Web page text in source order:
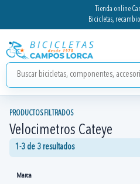
Tienda online
Bicicletas,
PRODUCTOS FILTRADOS
Velocimetros Cateye
1-3 de 3 resultados
Marca